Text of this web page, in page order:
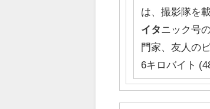
は、撮影隊を
イタ ニック号
門家、友人の
6キロバイト